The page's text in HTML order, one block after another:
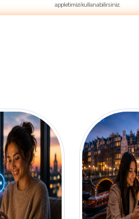
appletimizi kullanabilirsiniz.